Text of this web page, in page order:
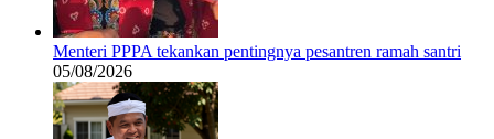
Menteri PPPA tekankan pentingnya pesantren ramah santri
05/08/2026